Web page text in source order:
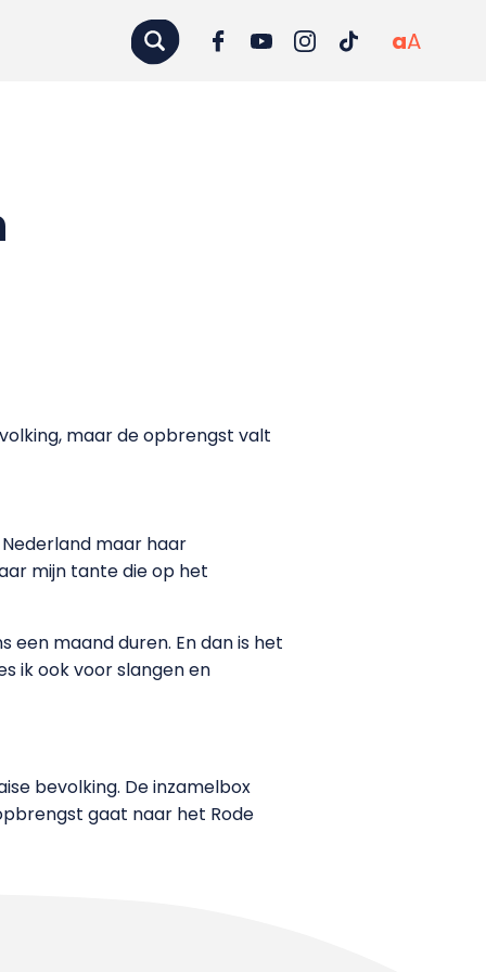
aA
maar de opbrengst valt
maar haar
mijn tante die op het
een maand duren. En dan is het
ik ook voor slangen en
bevolking. De inzamelbox
gaat naar het Rode